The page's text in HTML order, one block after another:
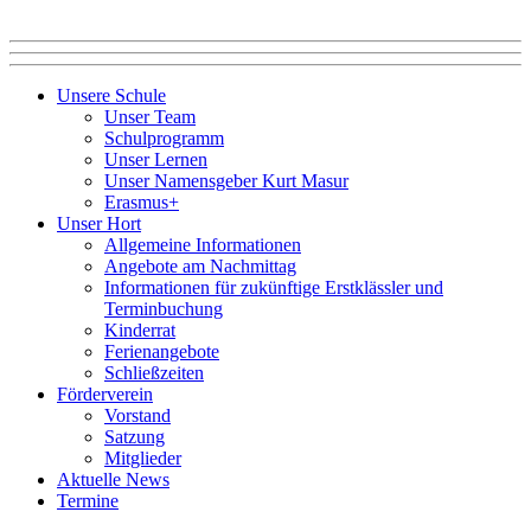
Unsere Schule
Unser Team
Schulprogramm
Unser Lernen
Unser Namensgeber Kurt Masur
Erasmus+
Unser Hort
Allgemeine Informationen
Angebote am Nachmittag
Informationen für zukünftige Erstklässler und
Terminbuchung
Kinderrat
Ferienangebote
Schließzeiten
Förderverein
Vorstand
Satzung
Mitglieder
Aktuelle News
Termine